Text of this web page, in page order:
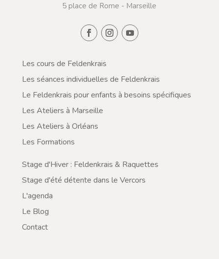
5 place de Rome - Marseille
Les cours de Feldenkrais
Les séances individuelles de Feldenkrais
Le Feldenkrais pour enfants à besoins spécifiques
Les Ateliers à Marseille
Les Ateliers à Orléans
Les Formations
Stage d'Hiver : Feldenkrais & Raquettes
Stage d'été détente dans le Vercors
L'agenda
Le Blog
Contact